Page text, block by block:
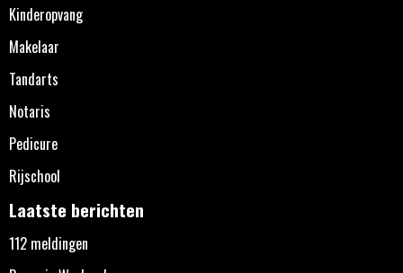
Kinderopvang
Makelaar
Tandarts
Notaris
Pedicure
Rijschool
Laatste berichten
112 meldingen